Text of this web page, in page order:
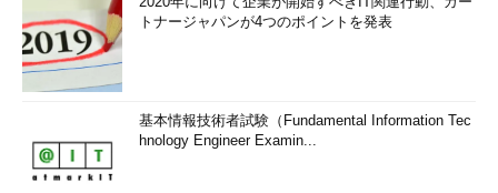
トナージャパンが4つのポイントを発表
基本情報技術者試験（Fundamental Information Tec
hnology Engineer Examin...